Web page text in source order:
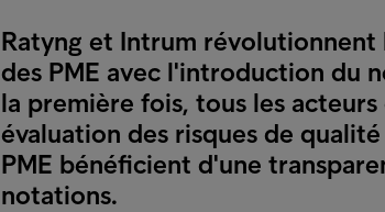
Ratyng et Intrum
des PME avec l'introduction du
la première fois, tous les
évaluation des risques de
PME bénéficient d'une
notations.